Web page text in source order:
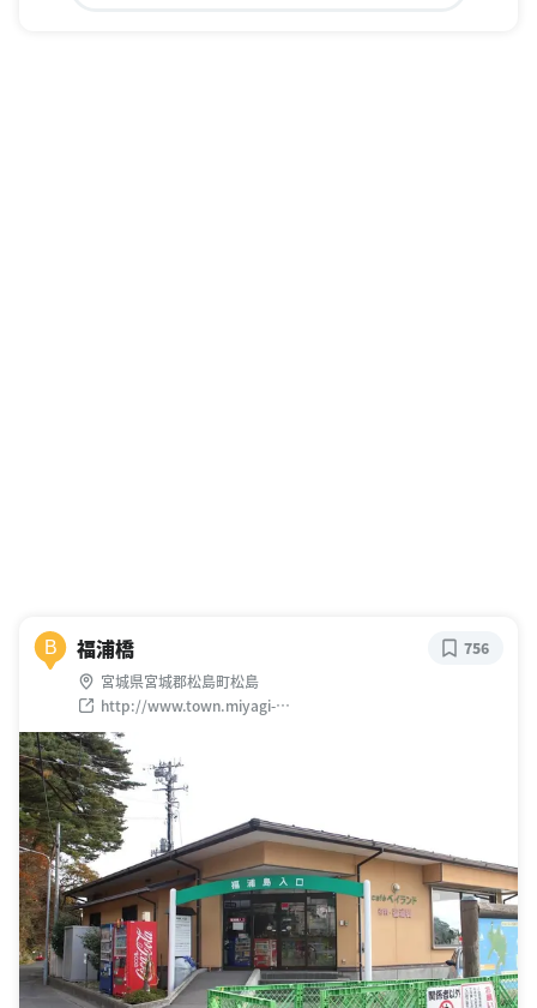
B 福浦橋
宮城県宮城郡松島町松島
http://www.town.miyagi-
matsushima.lg.jp/index.cfm/1,html
756